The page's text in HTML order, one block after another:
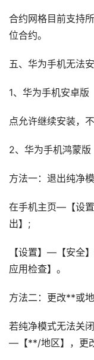
合约网格目前支持
位合约。
五、华为手机无法
1、华为手机安卓版
点允许继续安装，
2、华为手机鸿蒙版
方法一：退出纯净
在手机主页—【设
出】;
【设置】—【安全
应用检查】。
方法二：更改**或
若纯净模式无法关
—【**/地区】，更